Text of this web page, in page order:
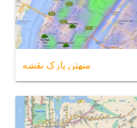
منهتن پارک نقشه